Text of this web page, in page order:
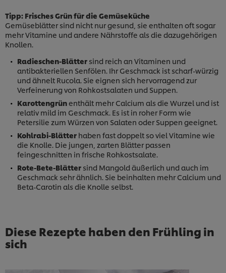
Jetzt downloaden!
Tipp: Frisches Grün für die Gemüseküche
Gemüseblätter sind nicht nur gesund, sie enthalten oft sogar
mehr Vitamine und andere Nährstoffe als die dazugehörigen
Knollen.
Radieschen-Blätter sind reich an Vitaminen und
antibakteriellen Senfölen. Ihr Geschmack ist scharf-würzig
und ähnelt Rucola. Sie eignen sich hervorragend zur
Verfeinerung von Rohkostsalaten und Suppen.
Karottengrünenthält mehr Calcium als die Wurzel und ist
relativ mild im Geschmack. Es ist in roher Form wie
Petersilie zum Würzen von Salaten oder Suppen geeignet.
Kohlrabi-Blätter haben fast doppelt so viel Vitamine wie
die Knolle. Die jungen, zarten Blätter passen
feingeschnitten in frische Rohkostsalate.
Rote-Bete-Blätter sind Mangold äußerlich und auch im
Geschmack sehr ähnlich. Sie beinhalten mehr Calcium und
Beta-Carotin als die Knolle selbst.
Diese Rezepte haben den Frühling in
sich